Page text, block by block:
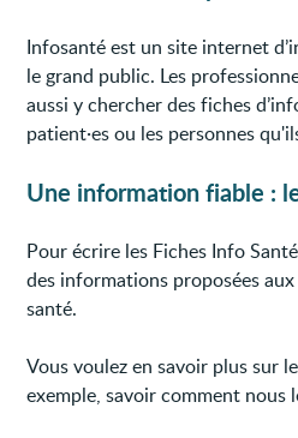
Infosanté est un site internet
le grand public. Les
aussi y chercher des fiches
patient·es ou les personnes
Une information fiable :
Pour écrire les Fiches Info
des informations proposées aux
santé.
Vous voulez en savoir plus sur
exemple, savoir comment nous